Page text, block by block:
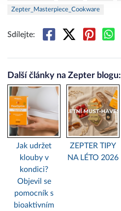
Zepter_Masterpiece_Cookware
Sdílejte:
Další články na Zepter blogu:
Jak udržet
klouby v
kondici?
Objevil se
pomocník s
bioaktivním
ZEPTER TIPY
NA LÉTO 2026